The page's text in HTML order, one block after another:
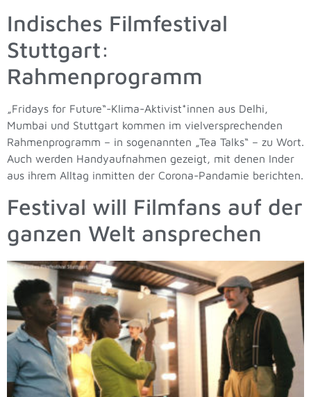
Indisches Filmfestival
Stuttgart:
Rahmenprogramm
„Fridays for Future“-Klima-Aktivist*innen aus Delhi,
Mumbai und Stuttgart kommen im vielversprechenden
Rahmenprogramm – in sogenannten „Tea Talks“ – zu Wort.
Auch werden Handyaufnahmen gezeigt, mit denen Inder
aus ihrem Alltag inmitten der Corona-Pandamie berichten.
Festival will Filmfans auf der
ganzen Welt ansprechen